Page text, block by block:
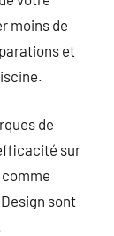
moins de
et
de
sur
sont